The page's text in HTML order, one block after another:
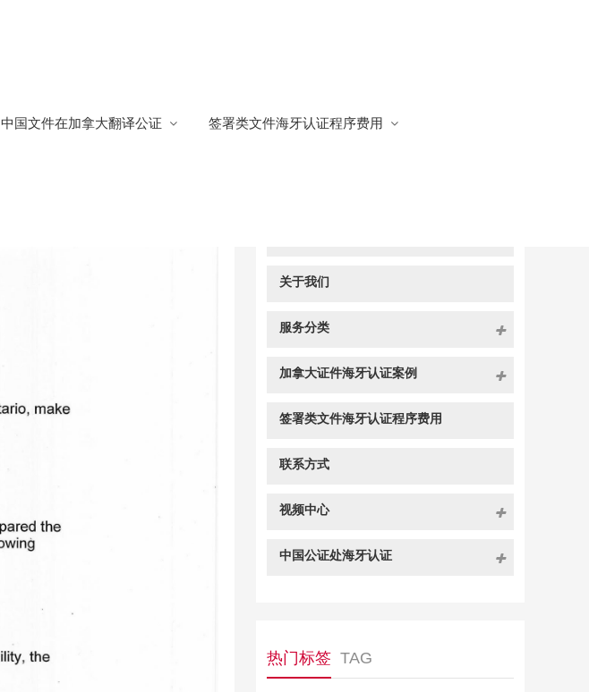
中国文件在加拿大翻译公证 签署类文件海牙认证程序费用
关于我们
服务分类
加拿大证件海牙认证案例
签署类文件海牙认证程序费用
联系方式
视频中心
中国公证处海牙认证
热门标签 TAG